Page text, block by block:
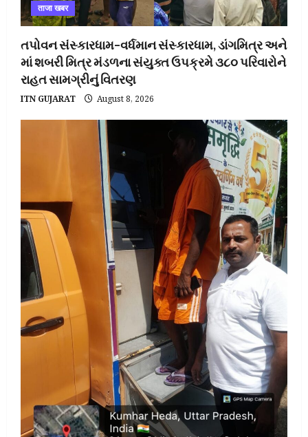
ताजा खबर
તપોવન સંસ્કારધામ–વર્ધમાન સંસ્કારધામ, ડાંગમિત્ર અને
માં શબરી મિત્ર મંડળના સંયુક્ત ઉપક્રમે ૩૮૦ પરિવારોને
રાહત સામગ્રીનું વિતરણ
ITN GUJARAT August 8, 2026